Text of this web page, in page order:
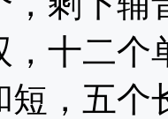
， 十二个
短 ， 五个